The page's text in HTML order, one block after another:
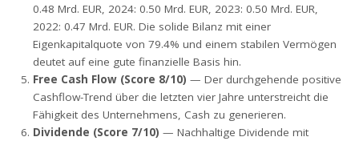
0.48 Mrd. EUR, 2024: 0.50 Mrd. EUR, 2023: 0.50 Mrd. EUR,
2022: 0.47 Mrd. EUR. Die solide Bilanz mit einer
Eigenkapitalquote von 79.4% und einem stabilen Vermögen
deutet auf eine gute finanzielle Basis hin.
Free Cash Flow (Score 8/10) — Der durchgehende positive
Cashflow-Trend über die letzten vier Jahre unterstreicht die
Fähigkeit des Unternehmens, Cash zu generieren.
Dividende (Score 7/10) — Nachhaltige Dividende mit